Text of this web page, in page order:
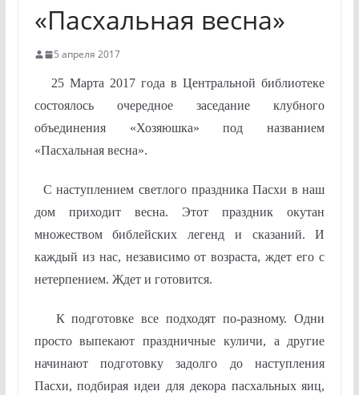
«Пасхальная весна»
5 апреля 2017
25 Марта 2017 года в Центральной библиотеке
состоялось очередное заседание клубного
объединения «Хозяюшка» под названием
«Пасхальная весна».
С наступлением светлого праздника Пасхи в наш
дом приходит весна. Этот праздник окутан
множеством библейских легенд и сказаний. И
каждый из нас, независимо от возраста, ждет его с
нетерпением. Ждет и готовится.
К подготовке все подходят по-разному. Одни
просто выпекают праздничные куличи, а другие
начинают подготовку задолго до наступления
Пасхи, подбирая идеи для декора пасхальных яиц,